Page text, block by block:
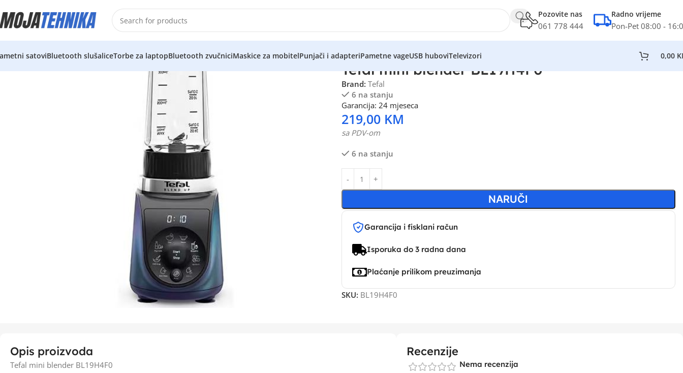
Pozovite nas
061 778 444
Radno vrijeme
Pon-Pet 08:00 -
satoviBluetooth slušaliceTorbe za laptopBluetooth zvučniciMaskice za mobitelPunjači i adapteriPametne vageUSB huboviTelevizori 0,00
Tefal mini blender BL19H4F0
Brand: Tefal
6 na stanju
Garancija: 24 mjeseca
219,00 KM
sa PDV-om
6 na stanju
NARUČI
Garancija i fisklani račun
Isporuka do 3 radna dana
Plaćanje prilikom preuzimanja
SKU: BL19H4F0
Opis proizvoda
Tefal mini blender BL19H4F0
Recenzije
Nema recenzija